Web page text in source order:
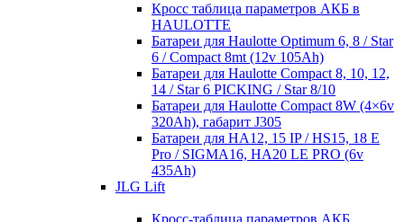
Кросc таблица параметров АКБ в
HAULOTTE
Батареи для Haulotte Optimum 6, 8 / Star
6 / Compact 8mt (12v 105Ah)
Батареи для Haulotte Compact 8, 10, 12,
14 / Star 6 PICKING / Star 8/10
Батареи для Haulotte Compact 8W (4×6v
320Ah), габарит J305
Батареи для HA12, 15 IP / HS15, 18 E
Pro / SIGMA16, HA20 LE PRO (6v
435Ah)
JLG Lift
Кросc-таблица параметров АКБ